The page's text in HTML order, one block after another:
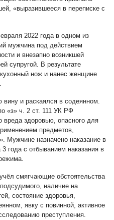
«выразившееся в переписке с
2022 года в одном из
мужчина под действием
и внезапно возникшей
супругой. В результате
нож и нанес женщине
и раскаялся в содеянном.
«з» ч. 2 ст. 111 УК РФ
вреда здоровью, опасного для
предметов,
Мужчине назначено наказание в
года с отбыванием наказания в
смягчающие обстоятельства
наличие на
состояние здоровья,
явку с повинной, активное
преступления.